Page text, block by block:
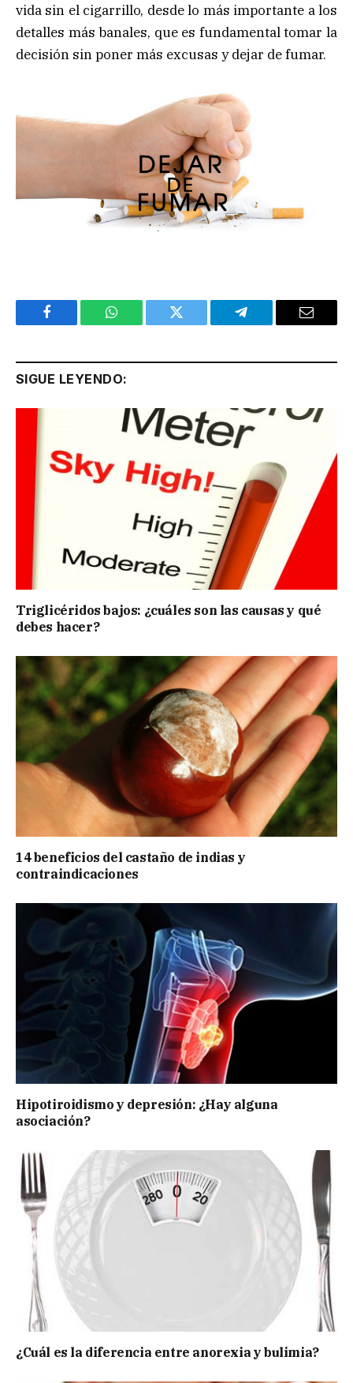
vida sin el cigarrillo, desde lo más importante a los
detalles más banales, que es fundamental tomar la
decisión sin poner más excusas y dejar de fumar.
Facebook WhatsApp Twitter Telegram Email
SIGUE LEYENDO:
Triglicéridos bajos: ¿cuáles son las causas y qué
debes hacer?
14 beneficios del castaño de indias y
contraindicaciones
Hipotiroidismo y depresión: ¿Hay alguna
asociación?
¿Cuál es la diferencia entre anorexia y bulimia?